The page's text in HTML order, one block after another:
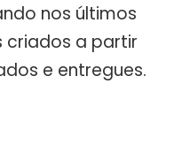
nos últimos
criados a partir
e entregues.